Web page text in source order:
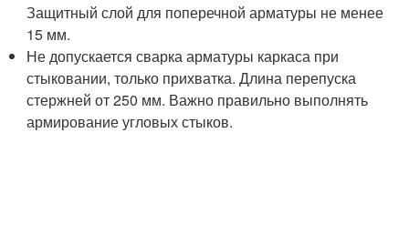
Защитный слой для поперечной арматуры не менее
15 мм.
Не допускается сварка арматуры каркаса при
стыковании, только прихватка. Длина перепуска
стержней от 250 мм. Важно правильно выполнять
армирование угловых стыков.